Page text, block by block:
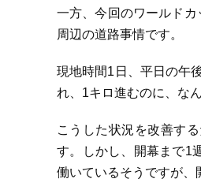
一方、今回のワールド
周辺の道路事情です。
現地時間1日、平日の午
れ、1キロ進むのに、な
こうした状況を改善す
す。しかし、開幕まで1
働いているそうですが、